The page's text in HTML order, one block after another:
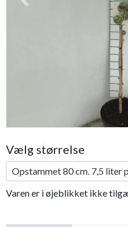
Previous
Vælg størrelse
Opstammet 80 cm. 7,5 liter
Varen er i øjeblikket ikke